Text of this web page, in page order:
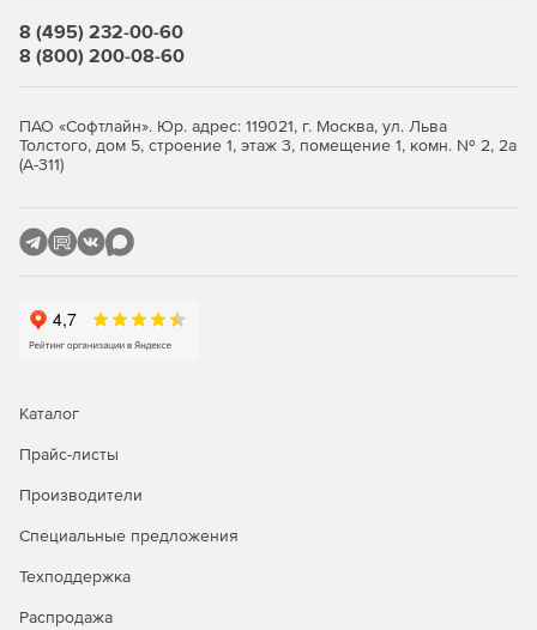
PST, EML и другие файлы электронной почты.
Почтовые клиенты, такие как Microsoft Outlook.
8 (495) 232-00-60
8 (800) 200-08-60
ПАО «Софтлайн». Юр. адрес: 119021, г. Москва, ул. Льва
Толстого, дом 5, строение 1, этаж 3, помещение 1, комн. № 2, 2а
(А-311)
Каталог
Прайс-листы
Производители
Специальные предложения
Техподдержка
Распродажа